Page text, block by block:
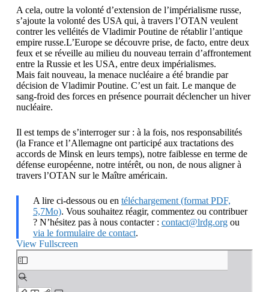
A cela, outre la volonté d’extension de l’impérialisme russe,
s’ajoute la volonté des USA qui, à travers l’OTAN veulent
contrer les velléités de Vladimir Poutine de rétablir l’antique
empire russe.L’Europe se découvre prise, de facto, entre deux
feux et se réveille au milieu du nouveau terrain d’affrontement
entre la Russie et les USA, entre deux impérialismes.
Mais fait nouveau, la menace nucléaire a été brandie par
décision de Vladimir Poutine. C’est un fait. Le manque de
sang-froid des forces en présence pourrait déclencher un hiver
nucléaire.
Il est temps de s’interroger sur : à la fois, nos responsabilités
(la France et l’Allemagne ont participé aux tractations des
accords de Minsk en leurs temps), notre faiblesse en terme de
défense européenne, notre intérêt, ou non, de nous aligner à
travers l’OTAN sur le Maître américain.
A lire ci-dessous ou en téléchargement (format PDF,
5,7Mo). Vous souhaitez réagir, commentez ou contribuer
? N’hésitez pas à nous contacter : contact@lrdg.orgou
via le formulaire de contact.
View Fullscreen
Aller
au
contenu
PDF